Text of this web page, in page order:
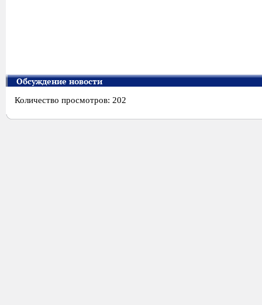
Обсуждение новости
Количество просмотров: 202